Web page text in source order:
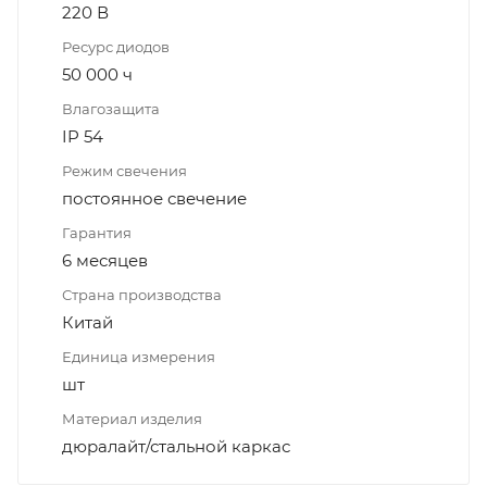
220 В
Ресурс диодов
50 000 ч
Влагозащита
IP 54
Режим свечения
постоянное свечение
Гарантия
6 месяцев
Страна производства
Китай
Единица измерения
шт
Материал изделия
дюралайт/стальной каркас